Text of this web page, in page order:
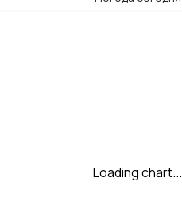
Loading chart...